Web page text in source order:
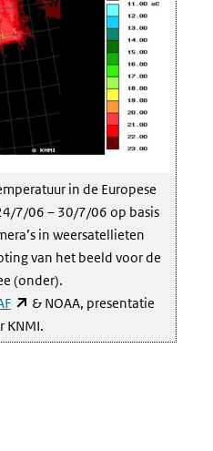
in de Europese
7/06 – 30/7/06 op basis
in weersatellieten
van het beeld voor de
(onder).
(opent
in
nieuw
& NOAA, presentatie
KNMI.